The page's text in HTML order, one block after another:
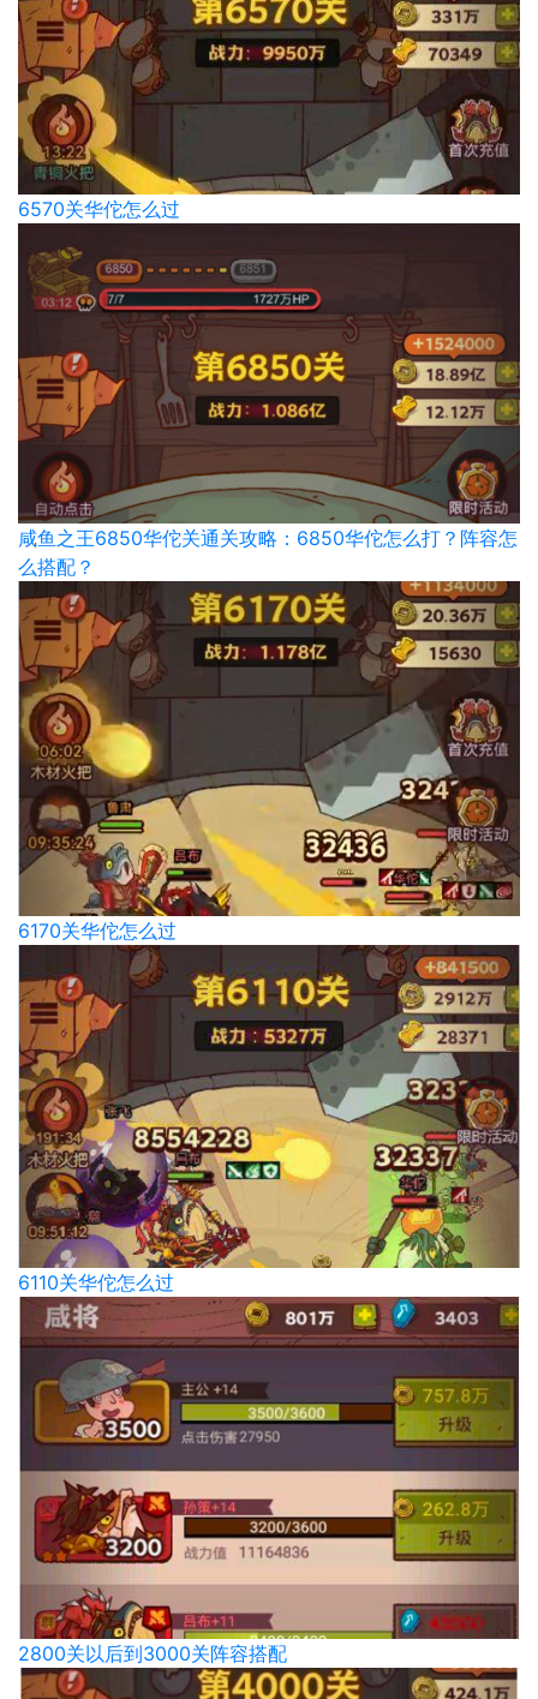
6570关华佗怎么过
咸鱼之王6850华佗关通关攻略：6850华佗怎么打？阵容怎
么搭配？
6170关华佗怎么过
6110关华佗怎么过
2800关以后到3000关阵容搭配